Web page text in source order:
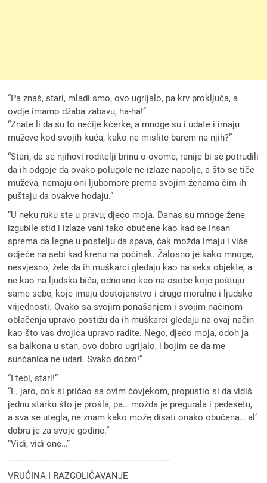
“Pa znaš, stari, mladi smo, ovo ugrijalo, pa krv proključa, a
ovdje imamo džaba zabavu, ha-ha!”
“Znate li da su to nečije kćerke, a mnoge su i udate i imaju
muževe kod svojih kuća, kako ne mislite barem na njih?”
“Stari, da se njihovi roditelji brinu o ovome, ranije bi se potrudili
da ih odgoje da ovako polugole ne izlaze napolje, a što se tiče
muževa, nemaju oni ljubomore prema svojim ženama čim ih
puštaju da ovakve hodaju.”
“U neku ruku ste u pravu, djeco moja. Danas su mnoge žene
izgubile stid i izlaze vani tako obučene kao kad se insan
sprema da legne u postelju da spava, čak možda imaju i više
odjeće na sebi kad krenu na počinak. Žalosno je kako mnoge,
nesvjesno, žele da ih muškarci gledaju kao na seks objekte, a
ne kao na ljudska bića, odnosno kao na osobe koje poštuju
same sebe, koje imaju dostojanstvo i druge moralne i ljudske
vrijednosti. Ovako sa svojim ponašanjem i svojim načinom
oblačenja upravo postižu da ih muškarci gledaju na ovaj način
kao što vas dvojica upravo radite. Nego, djeco moja, odoh ja
sa balkona u stan, ovo dobro ugrijalo, i bojim se da me
sunčanica ne udari. Svako dobro!”
“I tebi, stari!”
“E, jaro, dok si pričao sa ovim čovjekom, propustio si da vidiš
jednu starku što je prošla, pa… možda je pregurala i pedesetu,
a sva se utegla, ne znam kako može disati onako obučena… al’
dobra je za svoje godine.”
“Vidi, vidi one…”
VRUĆINA I RAZGOLIĆAVANJE